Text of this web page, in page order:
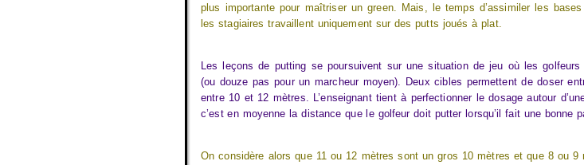
plus importante pour maîtriser un green. Mais, le temps d’assimiler les bases
les stagiaires travaillent uniquement sur des putts joués à plat.
Les leçons de putting se poursuivent sur une situation de jeu où les
(ou douze pas pour un marcheur moyen). Deux cibles permettent de doser
entre 10 et 12 mètres. L’enseignant tient à perfectionner le dosage autour
c’est en moyenne la distance que le golfeur doit putter lorsqu’il fait une bonne
On considère alors que 11 ou 12 mètres sont un gros 10 mètres et que 8 ou